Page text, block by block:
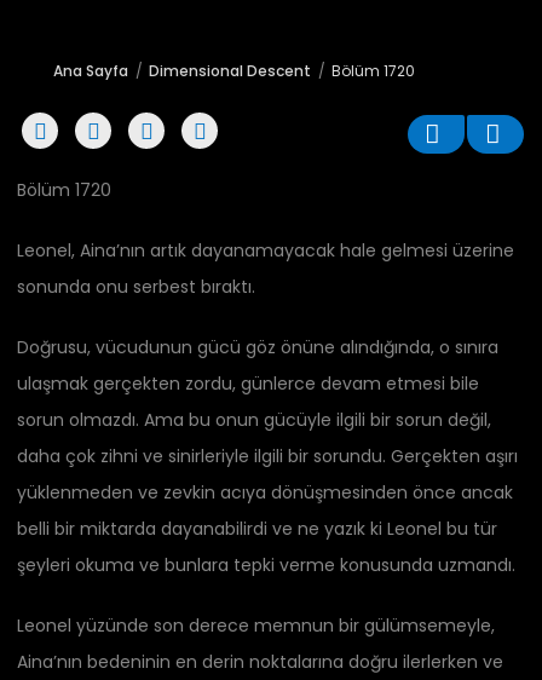
Ana Sayfa Dimensional Descent Bölüm 1720
Bölüm 1720
Leonel, Aina’nın artık dayanamayacak hale gelmesi üzerine
sonunda onu serbest bıraktı.
Doğrusu, vücudunun gücü göz önüne alındığında, o sınıra
ulaşmak gerçekten zordu, günlerce devam etmesi bile
sorun olmazdı. Ama bu onun gücüyle ilgili bir sorun değil,
daha çok zihni ve sinirleriyle ilgili bir sorundu. Gerçekten aşırı
yüklenmeden ve zevkin acıya dönüşmesinden önce ancak
belli bir miktarda dayanabilirdi ve ne yazık ki Leonel bu tür
şeyleri okuma ve bunlara tepki verme konusunda uzmandı.
Leonel yüzünde son derece memnun bir gülümsemeyle,
Aina’nın bedeninin en derin noktalarına doğru ilerlerken ve